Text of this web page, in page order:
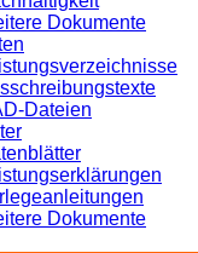
Dokumente
Dateien
Dokumente